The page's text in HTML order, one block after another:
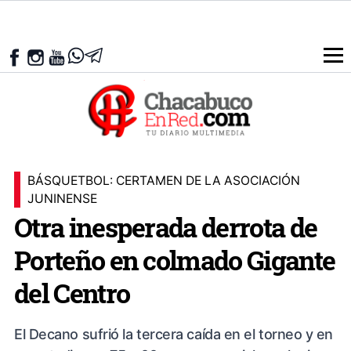
BÁSQUETBOL: CERTAMEN DE LA ASOCIACIÓN
JUNINENSE
Otra inesperada derrota de
Porteño en colmado Gigante
del Centro
El Decano sufrió la tercera caída en el torneo y en